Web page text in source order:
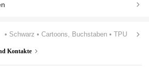
• Schwarz• Cartoons, Buchstaben• TPU
Kontakte